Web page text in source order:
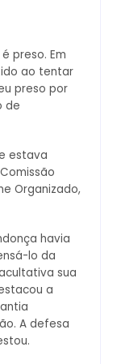
preso. Em
ao tentar
preso por
de
estava
Organizado,
havia
lo da
sua
a
A defesa